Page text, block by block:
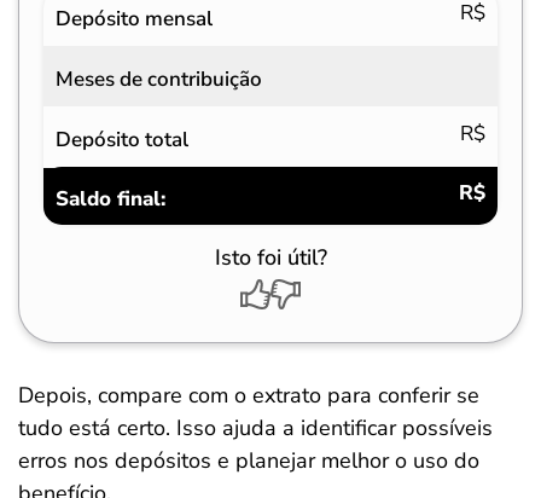
Depósito mensal R$
Meses de contribuição
Depósito total R$
Saldo final: R$
Isto foi útil?
Depois, compare com o extrato para conferir se
tudo está certo. Isso ajuda a identificar possíveis
erros nos depósitos e planejar melhor o uso do